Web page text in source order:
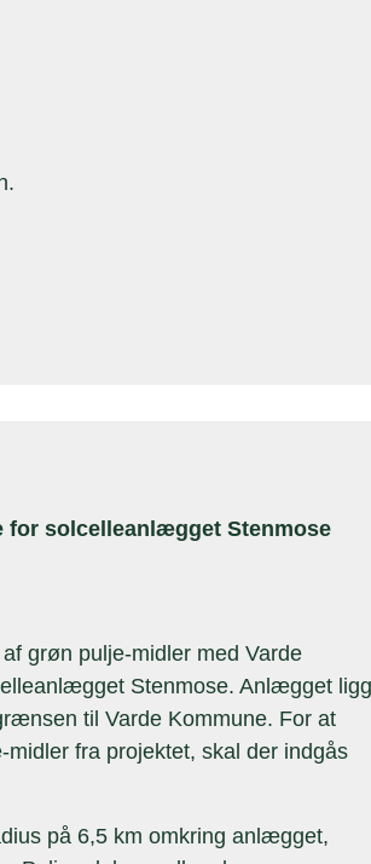
for solcelleanlægget Stenmose
grøn pulje-midler med Varde
Stenmose. Anlægget
til Varde Kommune. For at
fra projektet, skal der indgås
på 6,5 km omkring anlægget,